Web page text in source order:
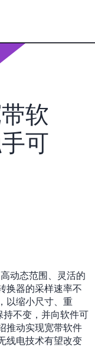
软
可
动态范围、灵活的
换器的采样速率不
以缩小尺寸、重
不变，并向软件可
推动实现宽带软件
线电技术有望改变